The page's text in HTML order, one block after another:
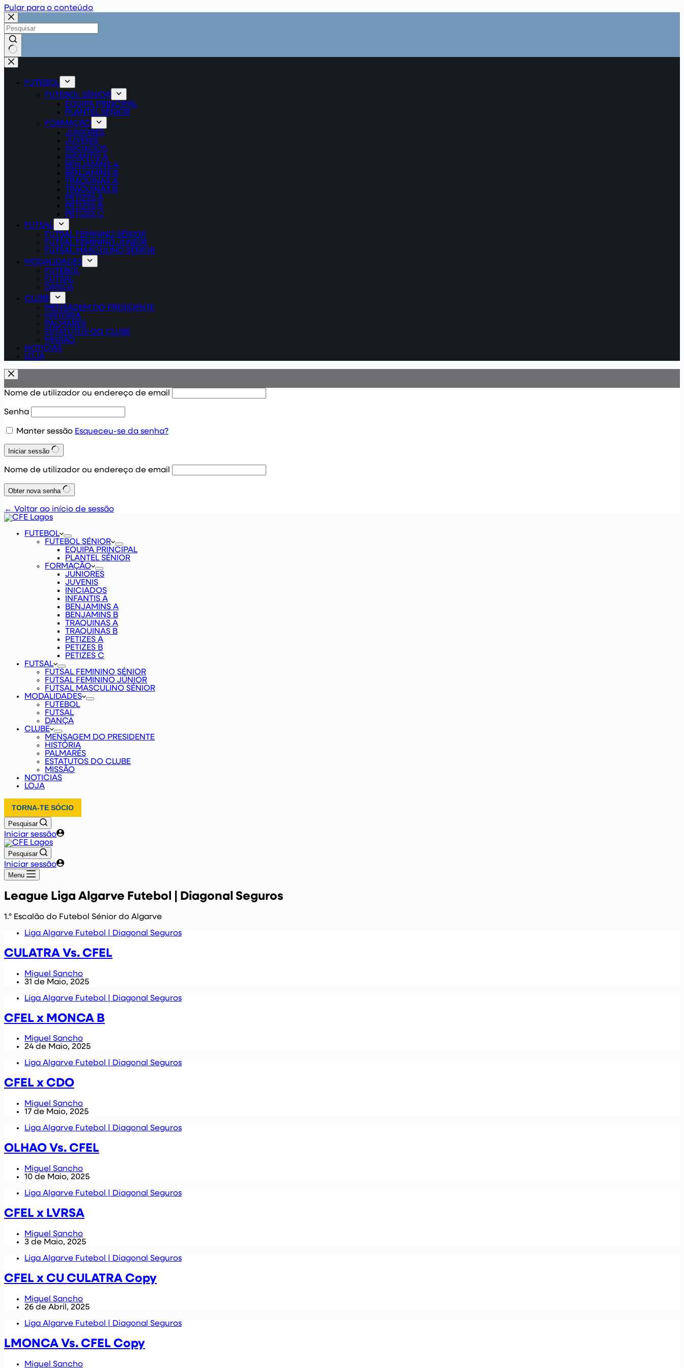
Pular para o conteúdo
Sem
resultados
FUTEBOL
FUTEBOL SÉNIOR
EQUIPA PRINCIPAL
PLANTEL SÉNIOR
FORMAÇÃO
JUNIORES
JUVENIS
INICIADOS
INFANTIS A
BENJAMINS A
BENJAMINS B
TRAQUINAS A
TRAQUINAS B
PETIZES A
PETIZES B
PETIZES C
FUTSAL
FUTSAL FEMININO SÉNIOR
FUTSAL FEMININO JÚNIOR
FUTSAL MASCULINO SÉNIOR
MODALIDADES
FUTEBOL
FUTSAL
DANÇA
CLUBE
MENSAGEM DO PRESIDENTE
HISTÓRIA
PALMARÉS
ESTATUTOS DO CLUBE
MISSÃO
NOTICIAS
LOJA
Nome de utilizador ou endereço de email
Senha
Manter sessão Esqueceu-se da senha?
Iniciar sessão
Nome de utilizador ou endereço de email
Obter nova senha
← Voltar ao início de sessão
FUTEBOL
FUTEBOL SÉNIOR
EQUIPA PRINCIPAL
PLANTEL SÉNIOR
FORMAÇÃO
JUNIORES
JUVENIS
INICIADOS
INFANTIS A
BENJAMINS A
BENJAMINS B
TRAQUINAS A
TRAQUINAS B
PETIZES A
PETIZES B
PETIZES C
FUTSAL
FUTSAL FEMININO SÉNIOR
FUTSAL FEMININO JÚNIOR
FUTSAL MASCULINO SÉNIOR
MODALIDADES
FUTEBOL
FUTSAL
DANÇA
CLUBE
MENSAGEM DO PRESIDENTE
HISTÓRIA
PALMARÉS
ESTATUTOS DO CLUBE
MISSÃO
NOTICIAS
LOJA
TORNA-TE SÓCIO
Pesquisar
Iniciar sessão
Pesquisar
Iniciar sessão
Menu
League Liga Algarve Futebol | Diagonal Seguros
1.º Escalão do Futebol Sénior do Algarve
Liga Algarve Futebol | Diagonal Seguros
CULATRA Vs. CFEL
Miguel Sancho
31 de Maio, 2025
Liga Algarve Futebol | Diagonal Seguros
CFEL x MONCA B
Miguel Sancho
24 de Maio, 2025
Liga Algarve Futebol | Diagonal Seguros
CFEL x CDO
Miguel Sancho
17 de Maio, 2025
Liga Algarve Futebol | Diagonal Seguros
OLHAO Vs. CFEL
Miguel Sancho
10 de Maio, 2025
Liga Algarve Futebol | Diagonal Seguros
CFEL x LVRSA
Miguel Sancho
3 de Maio, 2025
Liga Algarve Futebol | Diagonal Seguros
CFEL x CU CULATRA Copy
Miguel Sancho
26 de Abril, 2025
Liga Algarve Futebol | Diagonal Seguros
LMONCA Vs. CFEL Copy
Miguel Sancho